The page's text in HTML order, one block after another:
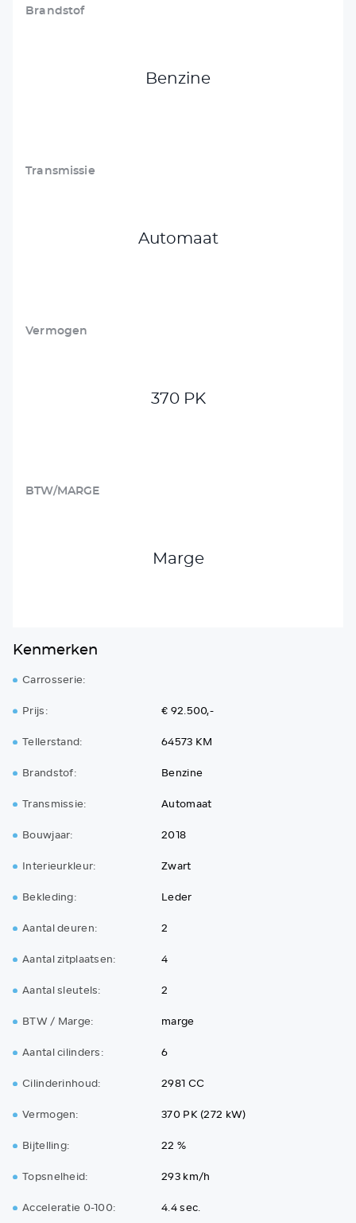
Brandstof
Benzine
Transmissie
Automaat
Vermogen
370 PK
BTW/MARGE
Marge
Kenmerken
Carrosserie:
Prijs:
€ 92.500,-
Tellerstand:
64573 KM
Brandstof:
Benzine
Transmissie:
Automaat
Bouwjaar:
2018
Interieurkleur:
Zwart
Bekleding:
Leder
Aantal deuren:
2
Aantal zitplaatsen:
4
Aantal sleutels:
2
BTW / Marge:
marge
Aantal cilinders:
6
Cilinderinhoud:
2981 CC
Vermogen:
370 PK (272 kW)
Bijtelling:
22 %
Topsnelheid:
293 km/h
Acceleratie 0-100:
4.4 sec.